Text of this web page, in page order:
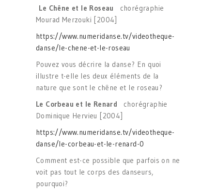
Le Chêne et le Roseau chorégraphie
Mourad Merzouki [2004]
https://www.numeridanse.tv/videotheque-
danse/le-chene-et-le-roseau
Pouvez vous décrire la danse? En quoi
illustre t-elle les deux éléments de la
nature que sont le chêne et le roseau?
Le Corbeau et le Renard
chorégraphie
Dominique Hervieu [2004]
https://www.numeridanse.tv/videotheque-
danse/le-corbeau-et-le-renard-0
Comment est-ce possible que parfois on ne
voit pas tout le corps des danseurs,
pourquoi?